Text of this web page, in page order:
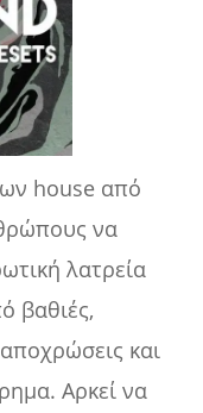
house από
να
λατρεία
βαθιές,
και
Αρκεί να